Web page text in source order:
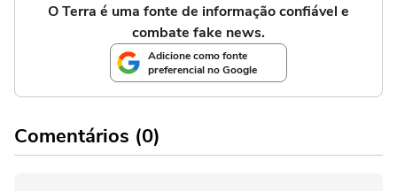
O Terra é uma fonte de informação confiável e
combate fake news.
Adicione como fonte
preferencial no Google
Comentários (0)